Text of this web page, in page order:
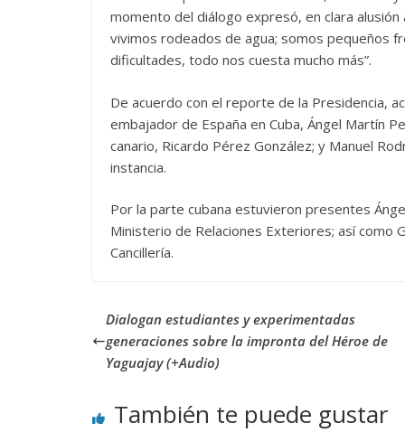
momento del diálogo expresó, en clara
vivimos rodeados de agua; somos pequeños
dificultades, todo nos cuesta mucho más”.
De acuerdo con el reporte de la Presidencia,
embajador de España en Cuba, Ángel Martín
canario, Ricardo Pérez González; y Manuel
instancia.
Por la parte cubana estuvieron presentes
Ministerio de Relaciones Exteriores; así como
Cancillería.
Dialogan estudiantes y experimentadas
generaciones sobre la impronta del Héroe de
Yaguajay (+Audio)
También te puede gustar